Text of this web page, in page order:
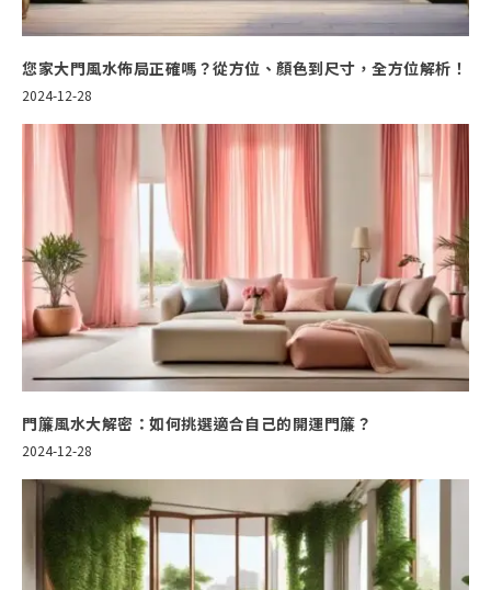
您家大門風水佈局正確嗎？從方位、顏色到尺寸，全方位解析！
2024-12-28
門簾風水大解密：如何挑選適合自己的開運門簾？
2024-12-28